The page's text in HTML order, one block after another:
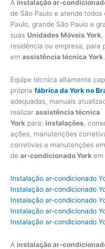
A instalação ar-
de São Paulo e atende
Paulo, grande São Paulo e
suas Unidades Móveis York
residência ou empresa, para
emassistência técnica York.
Equipe técnica altamente
própriafábrica da York no
adequadas, manuais
realizarassistência técnica
York para: instalações,
ações, manutenções
corretivas e manutenções
dear-condicionado York em
Instalação ar-condicionado
Instalação ar-condicionado
Instalação ar-condicionado
Instalação ar-condicionado
Instalação ar-condicionado
A instalação ar-